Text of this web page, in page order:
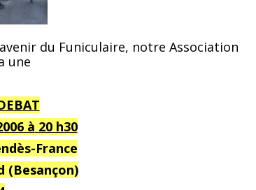
du Funiculaire, notre Association
une
à 20 h30
France
(Besançon)